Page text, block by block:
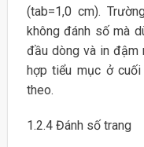
(tab=1,0 cm).
không đánh số mà
đầu dòng và in đậm
hợp tiểu mục ở
theo.
1.2.4 Đánh số trang